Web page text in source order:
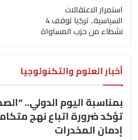
استمرار الاعتقالات
السياسية.. تركيا توقف 4
نشطاء من حزب المساواة
أخبار العلوم والتكنولوجيا
بمناسبة اليوم الدولي..
تؤكد ضرورة اتباع نهج
إدمان المخدرات